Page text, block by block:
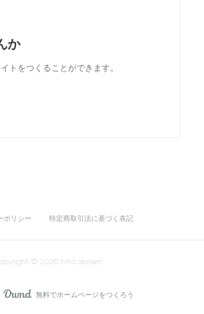
か
トをつくることができます。
ポリシー 特定商取引法に基づく表記
© 2026 hino atelier.
AmebaOwnd
無料でホームページをつくろう